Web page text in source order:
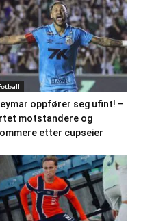
oppfører seg ufint! –
motstandere og
etter cupseier